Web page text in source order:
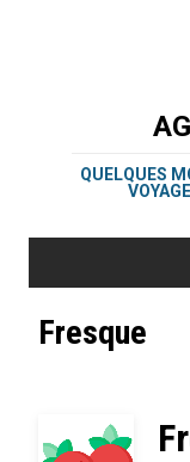
QUELQUES
Fresque